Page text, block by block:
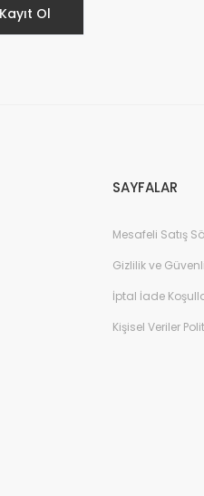
Kayıt Ol
SAYFALAR
Mesafeli Satış
Gizlilik ve
İptal İade
Kişisel Veriler